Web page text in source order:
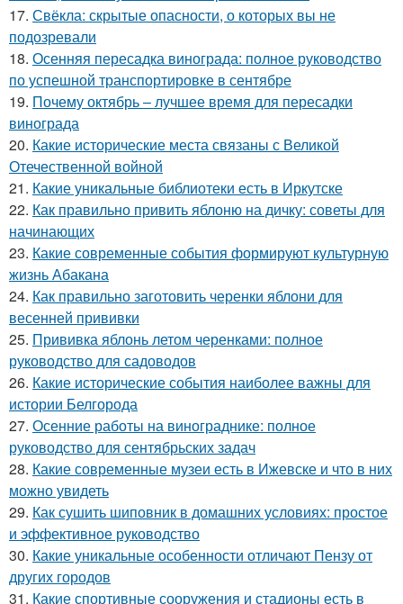
17. Свёкла: скрытые опасности, о которых вы не
подозревали
18. Осенняя пересадка винограда: полное руководство
по успешной транспортировке в сентябре
19. Почему октябрь – лучшее время для пересадки
винограда
20. Какие исторические места связаны с Великой
Отечественной войной
21. Какие уникальные библиотеки есть в Иркутске
22. Как правильно привить яблоню на дичку: советы для
начинающих
23. Какие современные события формируют культурную
жизнь Абакана
24. Как правильно заготовить черенки яблони для
весенней прививки
25. Прививка яблонь летом черенками: полное
руководство для садоводов
26. Какие исторические события наиболее важны для
истории Белгорода
27. Осенние работы на винограднике: полное
руководство для сентябрьских задач
28. Какие современные музеи есть в Ижевске и что в них
можно увидеть
29. Как сушить шиповник в домашних условиях: простое
и эффективное руководство
30. Какие уникальные особенности отличают Пензу от
других городов
31. Какие спортивные сооружения и стадионы есть в